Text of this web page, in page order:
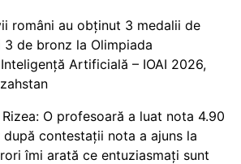
români au obținut 3 medalii de
de bronz la Olimpiada
Artificială – IOAI 2026,
O profesoară a luat nota 4.90
contestații nota a ajuns la
îmi arată ce entuziasmați sunt